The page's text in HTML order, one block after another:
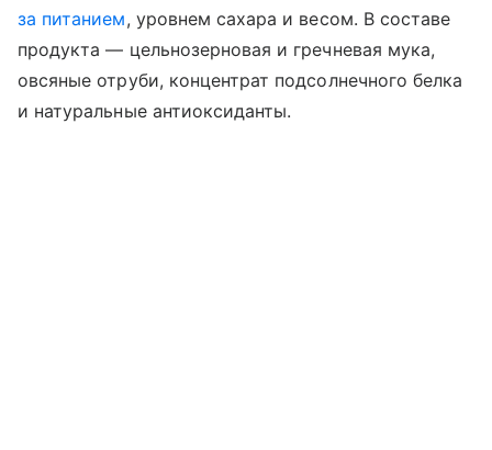
за питанием, уровнем сахара и весом. В составе
продукта — цельнозерновая и гречневая мука,
овсяные отруби, концентрат подсолнечного белка
и натуральные антиоксиданты.